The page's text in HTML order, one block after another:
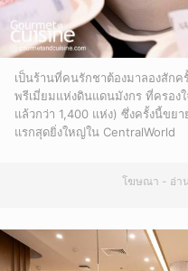
เป็นร้านที่คนรักชาต้องมาลองสักค
พรีเมี่ยมแห่งดินแดนมังกร ที่ครอง
แล้วกว่า 1,400 แห่ง) ซึ่งครั้งนี้ขย
แรกสุดยิ่งใหญ่ใน CentralWorld
โฆษณา - อ่า